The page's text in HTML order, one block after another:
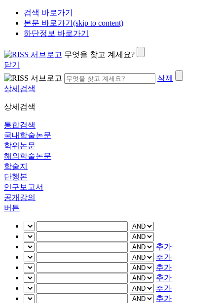
검색 바로가기
본문 바로가기(skip to content)
하단정보 바로가기
무엇을 찾고 계세요?
닫기
삭제
상세검색
상세검색
통합검색
국내학술논문
학위논문
해외학술논문
학술지
단행본
연구보고서
공개강의
버튼
추가
추가
추가
추가
추가
추가